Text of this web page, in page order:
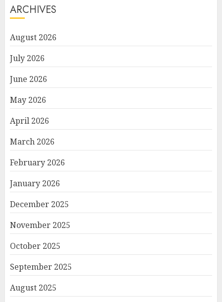
ARCHIVES
August 2026
July 2026
June 2026
May 2026
April 2026
March 2026
February 2026
January 2026
December 2025
November 2025
October 2025
September 2025
August 2025